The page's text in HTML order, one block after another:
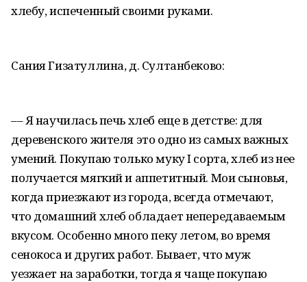
хлебу, испеченный своими руками.
Сания Гизатуллина, д. Султанбеково:
–– Я научилась печь хлеб еще в детстве: для
деревенского жителя это одно из самых важных
умений. Покупаю только муку I сорта, хлеб из нее
получается мягкий и аппетитный. Мои сыновья,
когда приезжают из города, всегда отмечают,
что домашний хлеб обладает непередаваемым
вкусом. Особенно много пеку летом, во время
сенокоса и других работ. Бывает, что муж
уезжает на заработки, тогда я чаще покупаю